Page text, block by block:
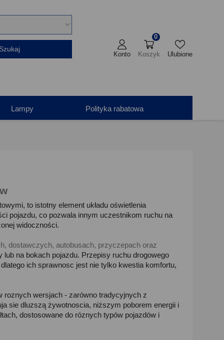
Szukaj
Konto Koszyk
0
Ulubione
Lampy Polityka rabatowa
to istotny element układu oświetlenia
pojazdu, co pozwala innym uczestnikom ruchu na
widoczności.
dostawczych, autobusach, przyczepach oraz
na bokach pojazdu. Przepisy ruchu drogowego
ich sprawnosc jest nie tylko kwestia komfortu,
wersjach - zarówno tradycyjnych z
sie dluzszą żywotnoscia, niższym poborem energii i
dostosowane do róznych typów pojazdów i